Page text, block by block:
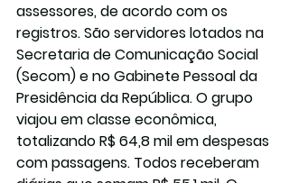
assessores, de acordo com os
registros. São servidores lotados na
Secretaria de Comunicação Social
(Secom) e no Gabinete Pessoal da
Presidência da República. O grupo
viajou em classe econômica,
totalizando R$ 64,8 mil em despesas
com passagens. Todos receberam